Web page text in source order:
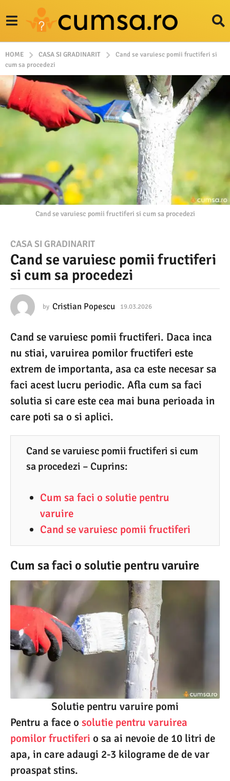
HOME CASA SI GRADINARIT
Cand se varuiesc pomii fructiferi si
cum sa procedezi
Cand se varuiesc pomii fructiferi si cum sa procedezi
1
9
.
3
2
0
2
6
1
9
.
6
CASA SI GRADINARIT
Cand se varuiesc pomii fructiferi
si cum sa procedezi
by Cristian Popescu 19.03.2026
0
.
2
0
2
Cand se varuiesc pomii fructiferi. Daca inca
nu stiai, varuirea pomilor fructiferi este
extrem de importanta, asa ca este necesar sa
faci acest lucru periodic. Afla cum sa faci
solutia si care este cea mai buna perioada in
care poti sa o si aplici.
Cand se varuiesc pomii fructiferi si cum
sa procedezi – Cuprins:
Cum sa faci o solutie pentru
varuire
Cand se varuiesc pomii fructiferi
Cum sa faci o solutie pentru varuire
Solutie pentru varuire pomi
Pentru a face o solutie pentru varuirea
pomilor fructiferi o sa ai nevoie de 10 litri de
apa, in care adaugi 2-3 kilograme de de var
proaspat stins.